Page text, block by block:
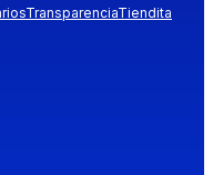
TransparenciaTiendita